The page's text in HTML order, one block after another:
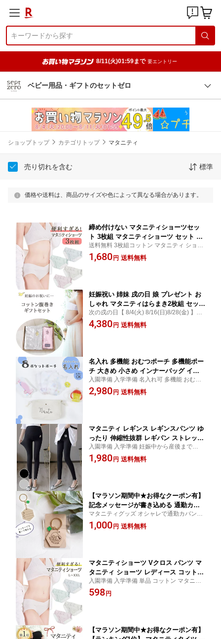
8/11(火)01:59まで 要エントリー
ベビー用品・ギフトのセットゼロ
ショップトップ カテゴリトップ マタニティ
売り切れを含む 標準
価格や送料は、商品のサイズや色によって異なる場合があります。
締め付けない マタニティショーツセッ
ト 3枚組 マタニティショーツ セット 可
愛い 産後ショーツ パンツ マタニティ
鼠径部 ショーツ 綿 マタニティーショー
送料無料 3枚組コットン マタニティ ショー
ツ かわいい 産前 産後 妊娠初期 レディース
マタニティグッズ Vクロス ロー シンプル 大
1,680 円 送料無料
妊娠祝い 姉妹 戌の日 娘 プレゼント お
しゃれ マタニティはらまき2枚組 セット
ロング腹巻き マタニティ 腹巻 腹巻き
妊婦 ロング腹巻 出産準備 出産前 暖か
次の戌の日【 8/4(火) 8/16(日)8/28(金) 】妊
婦さん ギフト 一年中使える妊婦腹巻大きい
サイズ 薄いのに暖かい理想のイナー 春夏秋
4,380 円 送料無料
名入れ 多機能 おむつポーチ 多機能ポー
チ 大きめ 小さめ インナーバッグ イン
ナーバック 収納バッグ 整理 軽量 軽い
自立 大容量 ポーチ レディース 整理整
入園準備 入学準備 名入れ可 多機能 おむつ
ポーチ バッグインバッグ インナーバック
インナーバッグ ポケット沢山 整理整頓 贈
2,980 円 送料無料
マタニティ レギンス レギンスパンツ ゆ
ったり 伸縮性抜群 レギパン ストレッチ
パンツ コットン 綿 妊婦 マタニティ 妊
娠 初期 中期 産後 妊娠中 妊婦服 伸縮 シ
入園準備 入学準備 妊娠中から産後まで、お
洒落に着こなせる スパッツ 口コミ 買い回
り便利グッズ
1,980 円 送料無料
【マラソン期間中★お得なクーポン有】
記念メッセージが書き込める 通勤カバ
ンになじむマタニティマーク おしゃれ
な木製 ウッド キーホルダー マタニティ
マタニティグッズ オシャレで通勤カバンに
おススメの妊婦マーク 可愛い四葉でプレゼ
ントにも 緊急連絡先やアレルギーを書くな
1,000 円 送料無料
マタニティショーツ Vクロス パンツ マ
タニティ ショーツ レディース コットン
ピンク グリーン ブルー グレーL XL 2X
L インナー シンプル レース 下着 産前
入園準備 入学準備 単品 コットン マタニテ
ィ ショーツ かわいい 産前 産後 レディース
マタニティグッズ 優しい色味 無地 お腹保
598 円
【マラソン期間中★お得なクーポン有】